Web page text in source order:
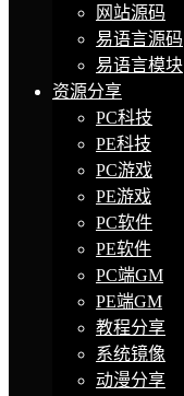
网站源码
易语言源码
易语言模块
资源分享
PC科技
PE科技
PC游戏
PE游戏
PC软件
PE软件
PC端GM
PE端GM
教程分享
系统镜像
动漫分享